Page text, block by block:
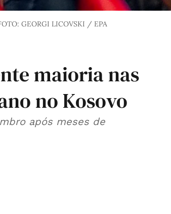
GEORGI LICOVSKI / EPA
maioria nas
no Kosovo
após meses de